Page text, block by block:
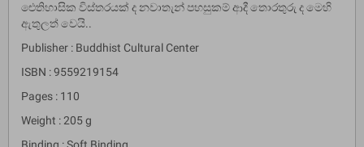
ඓතිහාසික විස්තරයක් ද නවාතැන් පහසුකම් ආදී තොරතුරු ද මෙහි
ඇතුලත් වෙයි..
Publisher : Buddhist Cultural Center
ISBN : 9559219154
Pages : 110
Weight : 205 g